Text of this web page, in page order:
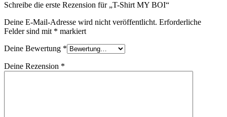
Schreibe die erste Rezension für „T-Shirt MY BOI“
Deine E-Mail-Adresse wird nicht veröffentlicht. Erforderliche
Felder sind mit * markiert
Deine Bewertung *
Deine Rezension *